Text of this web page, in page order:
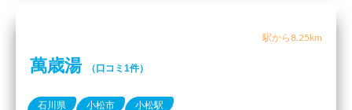
駅から8.25km
萬歳湯 （口コミ1件）
石川県 小松市 小松駅